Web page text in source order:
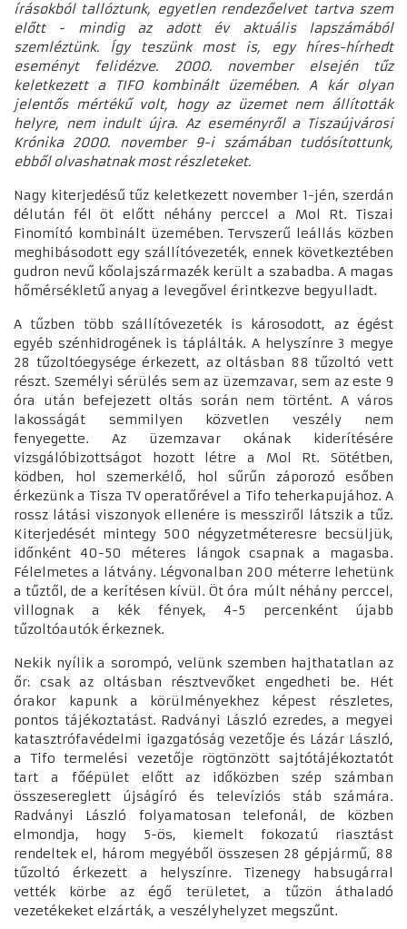
írásokból tallóztunk, egyetlen rendezőelvet tartva szem
előtt - mindig az adott év aktuális lapszámából
szemléztünk. Így teszünk most is, egy híres-hírhedt
eseményt felidézve. 2000. november elsején tűz
keletkezett a TIFO kombinált üzemében. A kár olyan
jelentős mértékű volt, hogy az üzemet nem állították
helyre, nem indult újra. Az eseményről a Tiszaújvárosi
Krónika 2000. november 9-i számában tudósítottunk,
ebből olvashatnak most részleteket.
Nagy kiterjedésű tűz keletkezett november 1-jén, szerdán
délután fél öt előtt néhány perccel a Mol Rt. Tiszai
Finomító kombinált üzemében. Tervszerű leállás közben
meghibásodott egy szállítóvezeték, ennek következtében
gudron nevű kőolajszármazék került a szabadba. A magas
hőmérsékletű anyag a levegővel érintkezve begyulladt.
A tűzben több szállítóvezeték is károsodott, az égést
egyéb szénhidrogének is táplálták. A helyszínre 3 megye
28 tűzoltóegysége érkezett, az oltásban 88 tűzoltó vett
részt. Személyi sérülés sem az üzemzavar, sem az este 9
óra után befejezett oltás során nem történt. A város
lakosságát semmilyen közvetlen veszély nem
fenyegette. Az üzemzavar okának kiderítésére
vizsgálóbizottságot hozott létre a Mol Rt. Sötétben,
ködben, hol szemerkélő, hol sűrűn záporozó esőben
érkezünk a Tisza TV operatőrével a Tifo teherkapujához. A
rossz látási viszonyok ellenére is messziről látszik a tűz.
Kiterjedését mintegy 500 négyzetméteresre becsüljük,
időnként 40-50 méteres lángok csapnak a magasba.
Félelmetes a látvány. Légvonalban 200 méterre lehetünk
a tűztől, de a kerítésen kívül. Öt óra múlt néhány perccel,
villognak a kék fények, 4-5 percenként újabb
tűzoltóautók érkeznek.
Nekik nyílik a sorompó, velünk szemben hajthatatlan az
őr: csak az oltásban résztvevőket engedheti be. Hét
órakor kapunk a körülményekhez képest részletes,
pontos tájékoztatást. Radványi László ezredes, a megyei
katasztrófavédelmi igazgatóság vezetője és Lázár László,
a Tifo termelési vezetője rögtönzött sajtótájékoztatót
tart a főépület előtt az időközben szép számban
összesereglett újságíró és televíziós stáb számára.
Radványi László folyamatosan telefonál, de közben
elmondja, hogy 5-ös, kiemelt fokozatú riasztást
rendeltek el, három megyéből összesen 28 gépjármű, 88
tűzoltó érkezett a helyszínre. Tizenegy habsugárral
vették körbe az égő területet, a tűzön áthaladó
vezetékeket elzárták, a veszélyhelyzet megszűnt.